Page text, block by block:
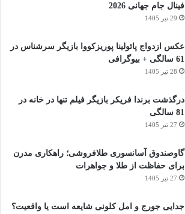
فینال جام جهانی 2026
29 تیر 1405
عکس ازدواج پائولینا پوریزکووا بازیگر سرشناس در
61 سالگی + بیوگرافی
28 تیر 1405
درگذشت برندا فریکر بازیگر فیلم تنها در خانه در
81 سالگی
27 تیر 1405
گاوصندوق آسانسوری طلافروشی؛ راهکاری مدرن
برای حفاظت از طلا و جواهرات
27 تیر 1405
جدایی جورج و امل کلونی شایعه است یا واقعیت؟